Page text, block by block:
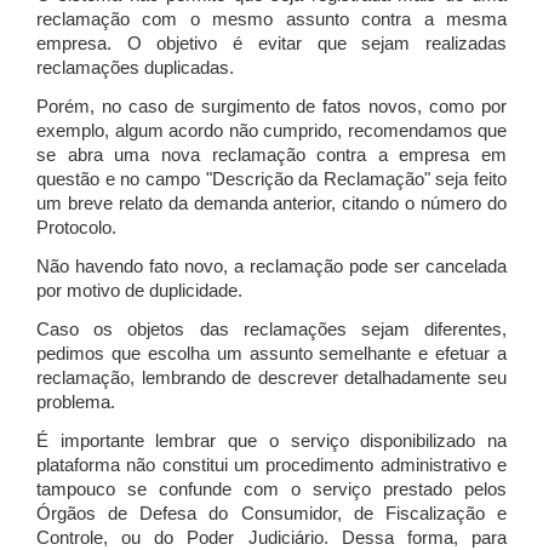
reclamação com o mesmo assunto contra a mesma
empresa. O objetivo é evitar que sejam realizadas
reclamações duplicadas.
Porém, no caso de surgimento de fatos novos, como por
exemplo, algum acordo não cumprido, recomendamos que
se abra uma nova reclamação contra a empresa em
questão e no campo "Descrição da Reclamação" seja feito
um breve relato da demanda anterior, citando o número do
Protocolo.
Não havendo fato novo, a reclamação pode ser cancelada
por motivo de duplicidade.
Caso os objetos das reclamações sejam diferentes,
pedimos que escolha um assunto semelhante e efetuar a
reclamação, lembrando de descrever detalhadamente seu
problema.
É importante lembrar que o serviço disponibilizado na
plataforma não constitui um procedimento administrativo e
tampouco se confunde com o serviço prestado pelos
Órgãos de Defesa do Consumidor, de Fiscalização e
Controle, ou do Poder Judiciário. Dessa forma, para